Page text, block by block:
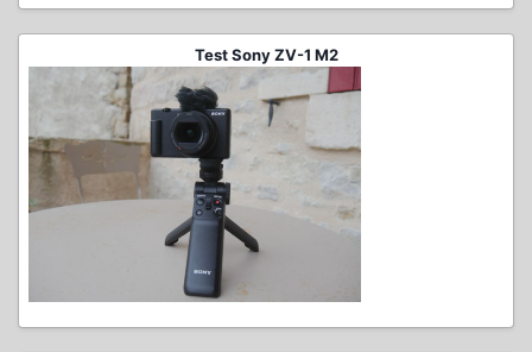
Test Sony ZV-1 M2